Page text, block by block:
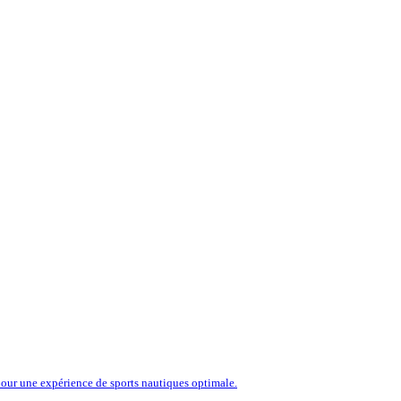
une expérience de sports nautiques optimale.